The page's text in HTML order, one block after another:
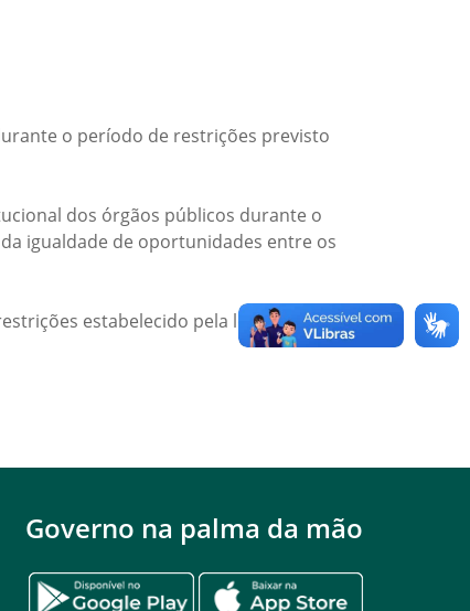
o período de restrições previsto
dos órgãos públicos durante o
igualdade de oportunidades entre os
estabelecido pela legislação
Governo na palma da mão